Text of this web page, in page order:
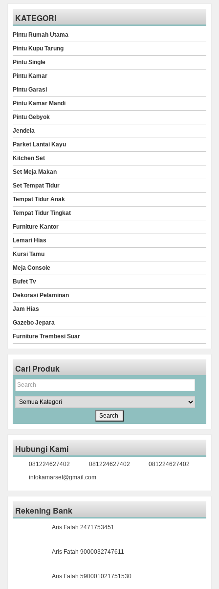
KATEGORI
Pintu Rumah Utama
Pintu Kupu Tarung
Pintu Single
Pintu Kamar
Pintu Garasi
Pintu Kamar Mandi
Pintu Gebyok
Jendela
Parket Lantai Kayu
Kitchen Set
Set Meja Makan
Set Tempat Tidur
Tempat Tidur Anak
Tempat Tidur Tingkat
Furniture Kantor
Lemari Hias
Kursi Tamu
Meja Console
Bufet Tv
Dekorasi Pelaminan
Jam Hias
Gazebo Jepara
Furniture Trembesi Suar
Cari Produk
Hubungi Kami
081224627402 081224627402
081224627402
infokamarset@gmail.com
Rekening Bank
Aris Fatah 2471753451
Aris Fatah 9000032747611
Aris Fatah 590001021751530